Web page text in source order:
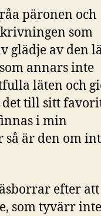
päronen och
som
glädje av den
annars inte
läten och
det till sitt
i min
är den om
efter att
som tyvärr inte